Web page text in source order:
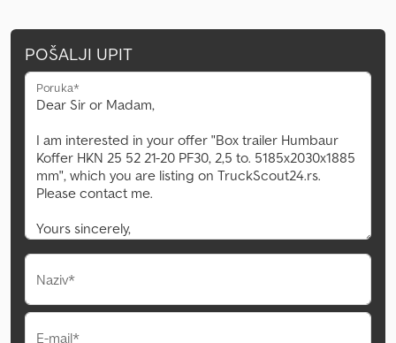
POŠALJI UPIT
Poruka*
Naziv*
E-mail*